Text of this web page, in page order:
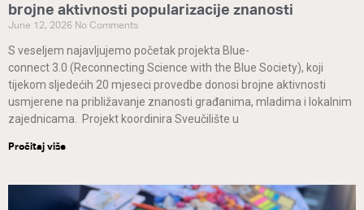
brojne aktivnosti popularizacije znanosti
June 12, 2026 No Comments
S veseljem najavljujemo početak projekta Blue-
connect 3.0 (Reconnecting Science with the Blue Society), koji
tijekom sljedećih 20 mjeseci provedbe donosi brojne aktivnosti
usmjerene na približavanje znanosti građanima, mladima i lokalnim
zajednicama. Projekt koordinira Sveučilište u
Pročitaj više